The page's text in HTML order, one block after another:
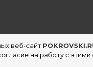
веб-сайт
на работу с этими
магазинов обуви